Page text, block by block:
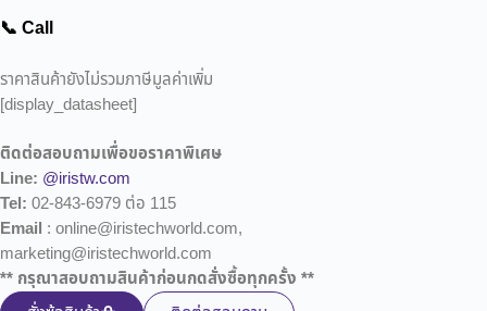
📞 Call
ราคาสินค้ายังไม่รวมภาษีมูลค่าเพิ่ม
[display_datasheet]
ติดต่อสอบถามเพื่อขอราคาพิเศษ
Line: @iristw.com
Tel: 02-843-6979 ต่อ 115
Email : online@iristechworld.com,
marketing@iristechworld.com
** กรุณาสอบถามสินค้าก่อนกดสั่งซื้อทุกครั้ง **